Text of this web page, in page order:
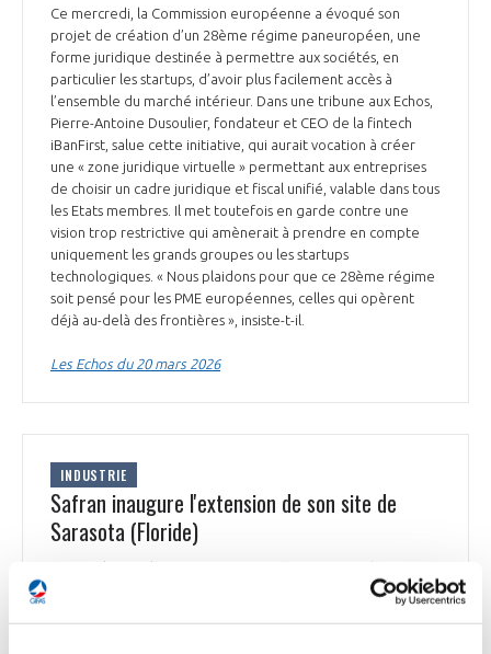
Ce mercredi, la Commission européenne a évoqué son
projet de création d’un 28ème régime paneuropéen, une
forme juridique destinée à permettre aux sociétés, en
particulier les startups, d’avoir plus facilement accès à
l’ensemble du marché intérieur. Dans une tribune aux Echos,
Pierre-Antoine Dusoulier, fondateur et CEO de la fintech
iBanFirst, salue cette initiative, qui aurait vocation à créer
une « zone juridique virtuelle » permettant aux entreprises
de choisir un cadre juridique et fiscal unifié, valable dans tous
les Etats membres. Il met toutefois en garde contre une
vision trop restrictive qui amènerait à prendre en compte
uniquement les grands groupes ou les startups
technologiques. « Nous plaidons pour que ce 28ème régime
soit pensé pour les PME européennes, celles qui opèrent
déjà au-delà des frontières », insiste-t-il.
Les Echos du 20 mars 2026
INDUSTRIE
Safran inaugure l'extension de son site de
Sarasota (Floride)
sur son site de Sarasota, en Floride (Etats-Unis), entièrement